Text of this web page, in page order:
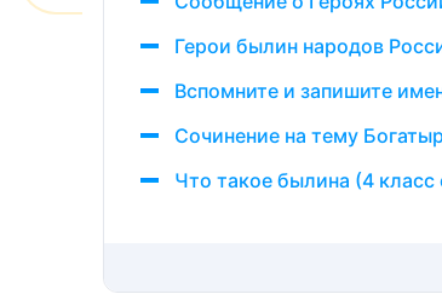
Герои былин народов
Вспомните и запишите
Сочинение на тему
Что такое былина (4